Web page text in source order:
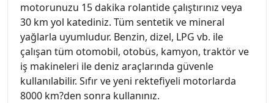
motorunuzu 15 dakika rolantide çalıştırınız veya
30 km yol katediniz. Tüm sentetik ve mineral
yağlarla uyumludur. Benzin, dizel, LPG vb. ile
çalışan tüm otomobil, otobüs, kamyon, traktör ve
iş makineleri ile deniz araçlarında güvenle
kullanılabilir. Sıfır ve yeni rektefiyeli motorlarda
8000 km?den sonra kullanınız.